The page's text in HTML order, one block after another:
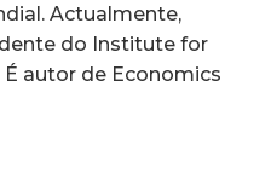
Actualmente,
do Institute for
autor de Economics